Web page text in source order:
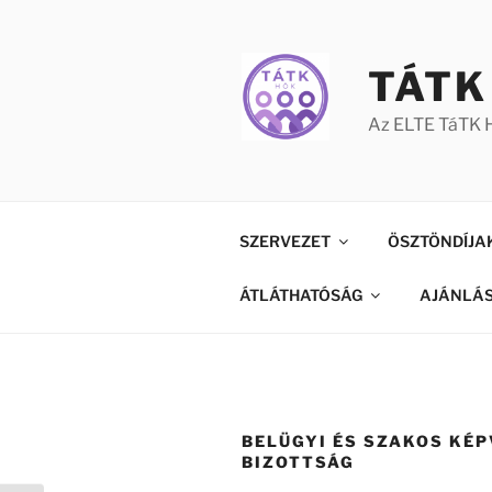
Az ELTE
SZERVEZET
ÁTLÁTHATÓSÁG
BELÜGYI ÉS SZAKOS
BIZOTTSÁG